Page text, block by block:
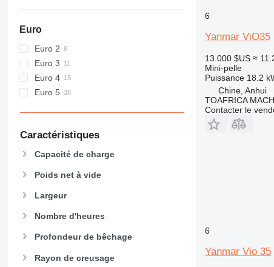
Euro
Euro 2
Euro 3
Euro 4
Euro 5
Caractéristiques
Capacité de charge
Poids net à vide
Largeur
Nombre d'heures
Profondeur de bêchage
Rayon de creusage
6
Yanmar ViO35
13.000 $US ≈
Mini-pelle
Puissance 18.2
Chine, Anhui
TOAFRICA
Contacter le
6
Yanmar Vio 35